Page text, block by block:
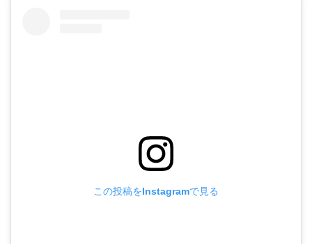
この投稿をInstagramで見る